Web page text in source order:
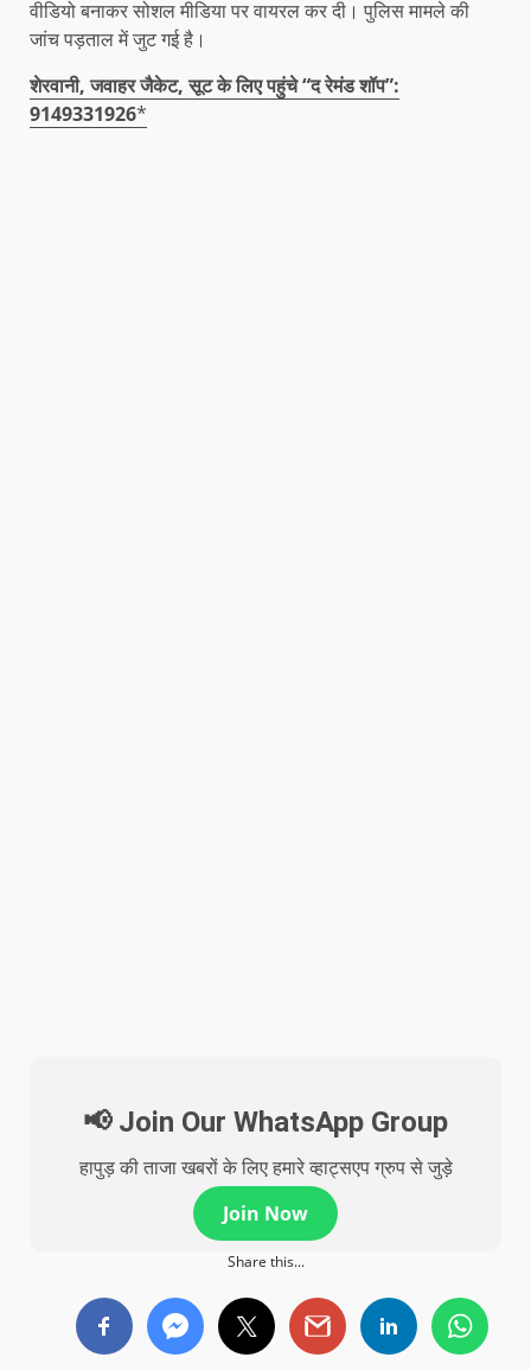
वीडियो बनाकर सोशल मीडिया पर वायरल कर दी। पुलिस मामले की
जांच पड़ताल में जुट गई है।
शेरवानी, जवाहर जैकेट, सूट के लिए पहुंचे “द रेमंड शॉप”:
9149331926*
📢 Join Our WhatsApp Group
हापुड़ की ताजा खबरों के लिए हमारे व्हाट्सएप ग्रुप से जुड़े
Join Now
Share this...